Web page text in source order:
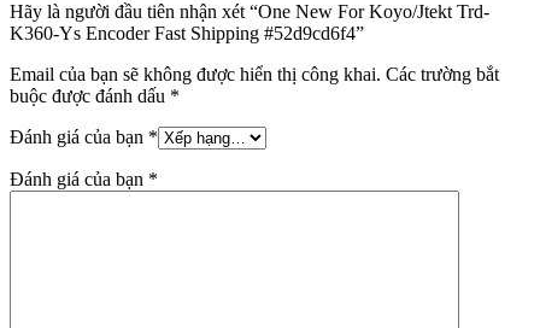
Hãy là người đầu tiên nhận xét “One New For Koyo/Jtekt Trd-
K360-Ys Encoder Fast Shipping #52d9cd6f4”
Email của bạn sẽ không được hiển thị công khai. Các trường bắt
buộc được đánh dấu *
Đánh giá của bạn *
Đánh giá của bạn *